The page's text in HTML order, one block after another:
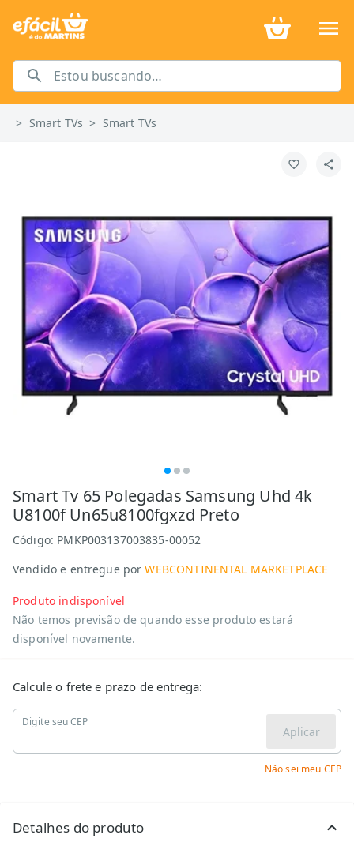
> Smart TVs > Smart TVs
Smart Tv 65 Polegadas Samsung Uhd 4k
U8100f Un65u8100fgxzd Preto
Código: PMKP003137003835-00052
Vendido e entregue por WEBCONTINENTAL MARKETPLACE
Produto indisponível
Não temos previsão de quando esse produto estará
disponível novamente.
Calcule o frete e prazo de entrega:
Digite seu CEP
Aplicar
Não sei meu CEP
Detalhes do produto